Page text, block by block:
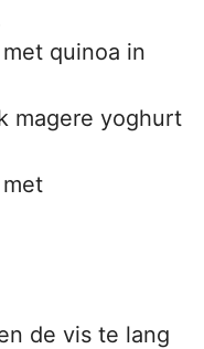
quinoa in
magere yoghurt
de vis te lang